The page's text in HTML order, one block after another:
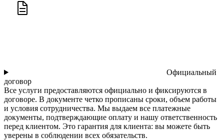
Официальный
договор
Все услуги предоставляются официально и фиксируются в
договоре. В документе четко прописаны сроки, объем работы
и условия сотрудничества. Мы выдаем все платежные
документы, подтверждающие оплату и нашу ответственность
перед клиентом. Это гарантия для клиента: вы можете быть
уверены в соблюдении всех обязательств.